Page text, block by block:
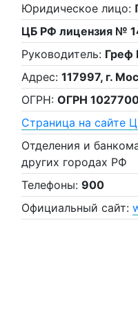
Юридическое лицо:
ЦБ РФ лицензия №
Руководитель: Греф
Адрес: 117997, г.
ОГРН: ОГРН
Страница на сайте
Отделения и
других городах РФ
Телефоны: 900
Официальный сайт: